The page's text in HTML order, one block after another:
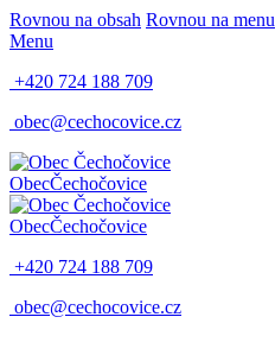
Rovnou na obsah Rovnou na menu
Menu
+420 724 188 709
obec@cechocovice.cz
ObecČechočovice
ObecČechočovice
+420 724 188 709
obec@cechocovice.cz